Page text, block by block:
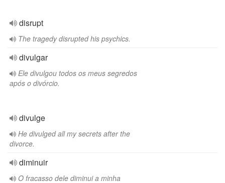
disrupt
The tragedy disrupted his psychics.
divulgar
Ele divulgou todos os meus segredos
após o divórcio.
divulge
He divulged all my secrets after the
divorce.
diminuir
O fracasso dele diminui a minha